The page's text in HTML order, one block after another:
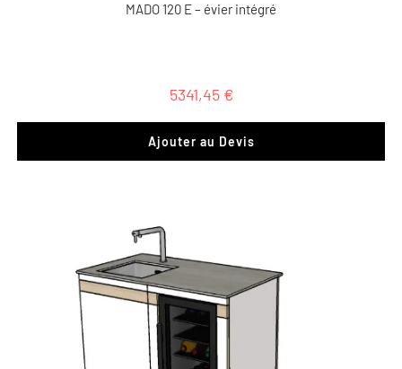
MADO 120 E – évier intégré
5341,45 €
Ajouter au Devis